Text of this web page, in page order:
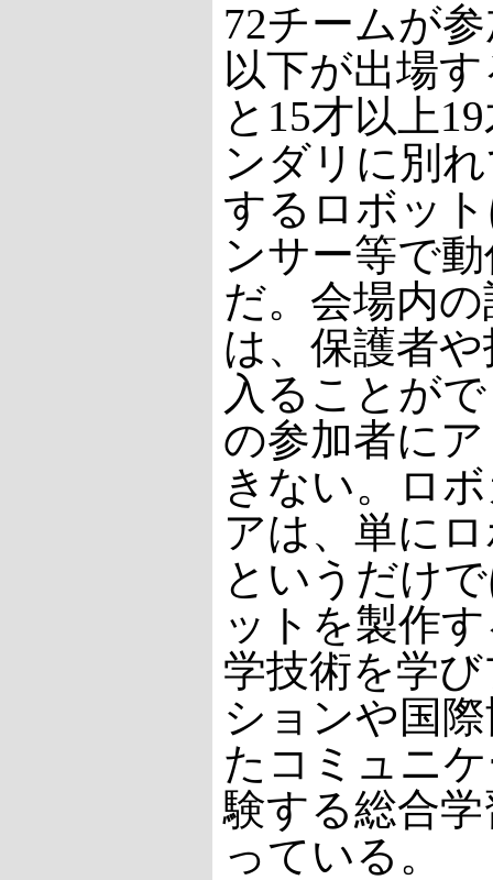
72チームが
以下が出場
と15才以上
ンダリに別
するロボッ
ンサー等で
だ。会場内
は、保護者
入ることが
の参加者に
きない。ロ
アは、単に
というだけ
ットを製作
学技術を学
ションや国
たコミュニ
験する総合
っている。